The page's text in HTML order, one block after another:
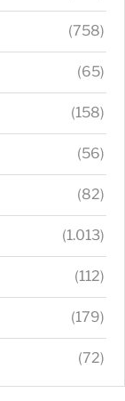
(758)
(65)
(158)
(56)
(82)
(1.013)
(112)
(179)
(72)